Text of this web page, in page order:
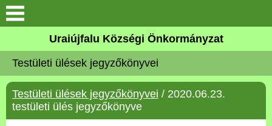
Köszöntő
Elérhetőségek
Uraiújfalu
Uraiújfalu Községi Önkormányzat
Testületi ülések jegyzőkönyvei
Testületi ülések jegyzőkönyvei / 2020.06.23.
testületi ülés jegyzőkönyve